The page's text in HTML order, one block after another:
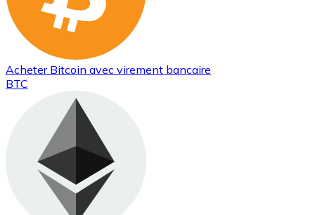
Acheter Bitcoin avec virement bancaire
BTC